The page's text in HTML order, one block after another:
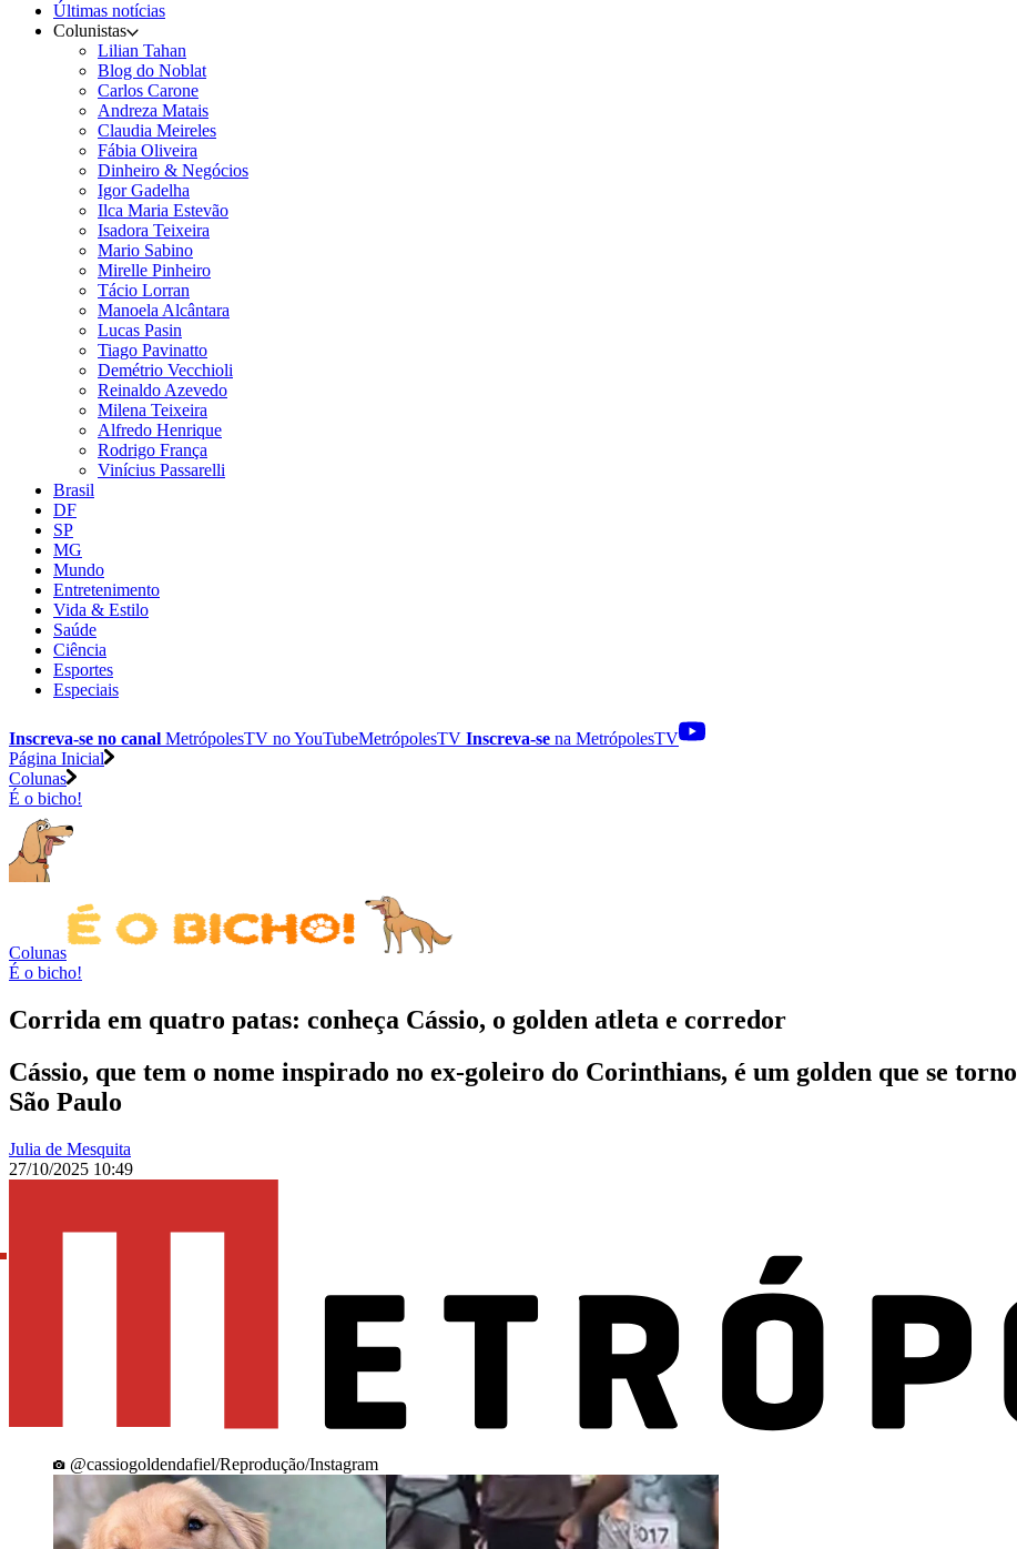
Últimas notícias
Colunistas
Lilian Tahan
Blog do Noblat
Carlos Carone
Andreza Matais
Claudia Meireles
Fábia Oliveira
Dinheiro & Negócios
Igor Gadelha
Ilca Maria Estevão
Isadora Teixeira
Mario Sabino
Mirelle Pinheiro
Tácio Lorran
Manoela Alcântara
Lucas Pasin
Tiago Pavinatto
Demétrio Vecchioli
Reinaldo Azevedo
Milena Teixeira
Alfredo Henrique
Rodrigo França
Vinícius Passarelli
Brasil
DF
SP
MG
Mundo
Entretenimento
Vida & Estilo
Saúde
Ciência
Esportes
Especiais
Inscreva-se no canal MetrópolesTV noYouTubeMetrópolesTV Inscreva-se na MetrópolesTV
Página Inicial
Colunas
É o bicho!
Colunas
É o bicho!
Corrida em quatro patas: conheça Cássio, o golden atleta e corredor
Cássio, que tem o nome inspirado no ex-goleiro do Corinthians, é um golden que se
São Paulo
Julia de Mesquita
27/10/2025 10:49
@cassiogoldendafiel/Reprodução/Instagram